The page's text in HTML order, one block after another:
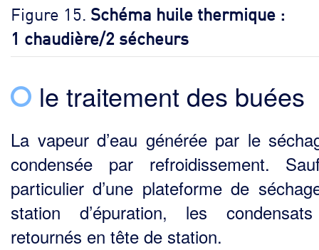
Figure 15. Schéma huile thermique :
1 chaudière/2 sécheurs
le traitement des buées
La vapeur d’eau générée par le
condensée par refroidissement.
particulier d’une plateforme de
station d’épuration, les
retournés en tête de station.